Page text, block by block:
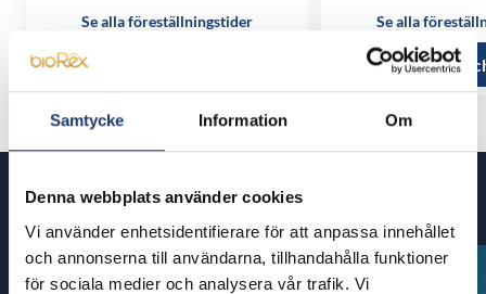
Samtycke Information Om
Denna webbplats använder cookies
Vi använder enhetsidentifierare för att anpassa innehållet
och annonserna till användarna, tillhandahålla funktioner
för sociala medier och analysera vår trafik. Vi
Se alla föreställningstider Se alla
Läs mer
Kommande filmer